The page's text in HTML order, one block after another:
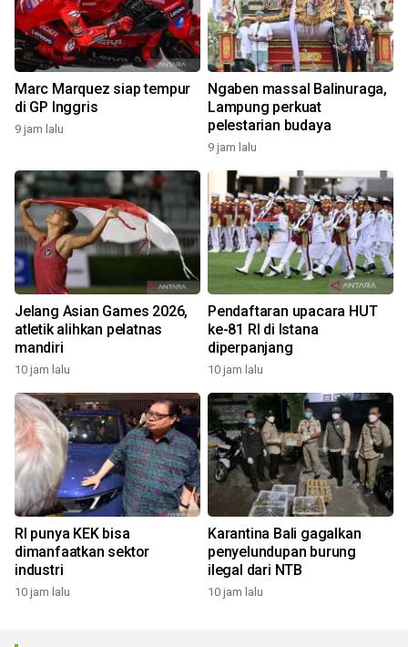
Marc Marquez siap tempur
di GP Inggris
9 jam lalu
Ngaben massal Balinuraga,
Lampung perkuat
pelestarian budaya
9 jam lalu
Jelang Asian Games 2026,
atletik alihkan pelatnas
mandiri
10 jam lalu
Pendaftaran upacara HUT
ke-81 RI di Istana
diperpanjang
10 jam lalu
RI punya KEK bisa
dimanfaatkan sektor
industri
10 jam lalu
Karantina Bali gagalkan
penyelundupan burung
ilegal dari NTB
10 jam lalu